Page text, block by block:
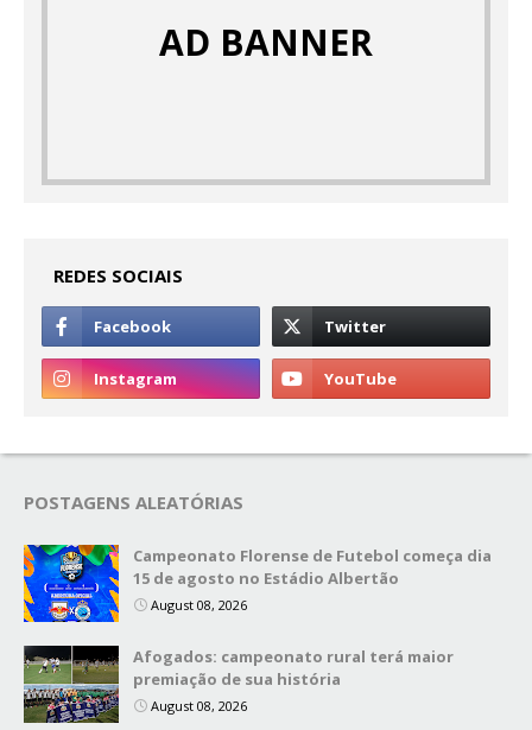
AD BANNER
REDES SOCIAIS
POSTAGENS ALEATÓRIAS
Campeonato Florense de Futebol começa dia
15 de agosto no Estádio Albertão
August 08, 2026
Afogados: campeonato rural terá maior
premiação de sua história
August 08, 2026